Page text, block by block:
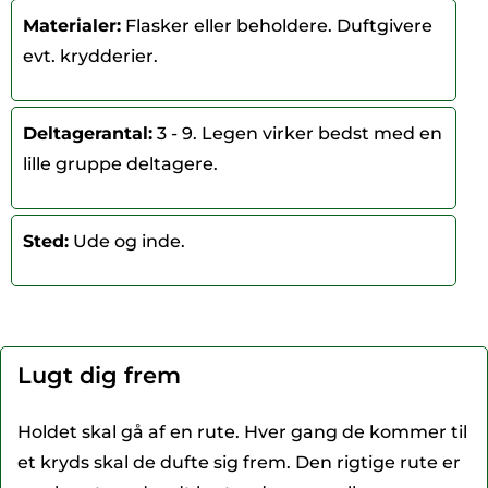
Materialer: Flasker eller beholdere. Duftgivere
evt. krydderier.
Deltagerantal: 3 - 9. Legen virker bedst med en
lille gruppe deltagere.
Sted: Ude og inde.
Lugt dig frem
Holdet skal gå af en rute. Hver gang de kommer til
et kryds skal de dufte sig frem. Den rigtige rute er